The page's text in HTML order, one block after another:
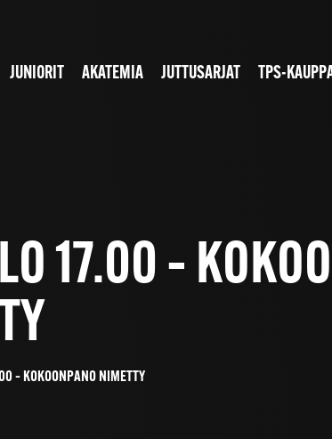
JUNIORIT AKATEMIA JUTTUSARJAT TPS-
17.00 –
– KOKOONPANO NIMETTY